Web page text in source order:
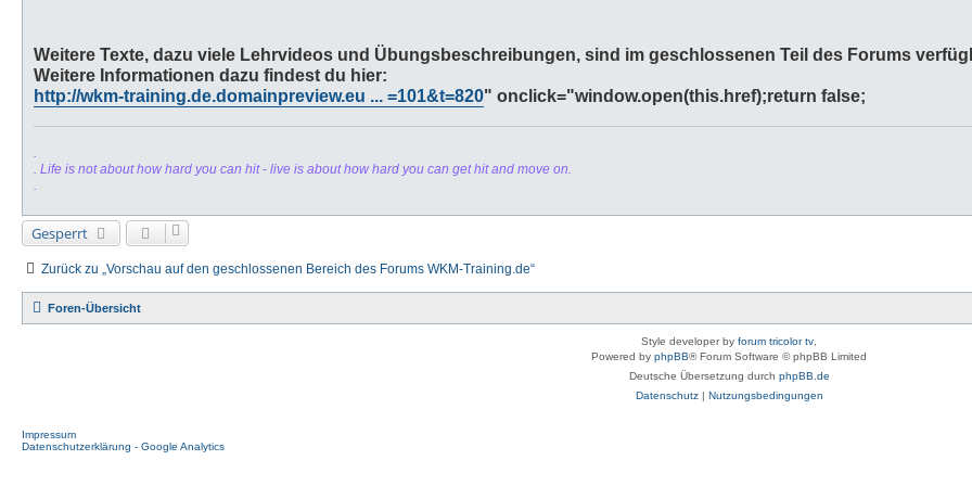
Weitere Texte, dazu viele Lehrvideos und Übungsbeschreibungen, sind im geschlossenen Teil des Forums
Weitere Informationen dazu findest du hier:
http://wkm-training.de.domainpreview.eu ... =101&t=820" onclick="window.open(this.href);return false;
.
. Life is not about how hard you can hit - live is about how hard you can get hit and move on.
.
Gesperrt
Zurück zu „Vorschau auf den geschlossenen Bereich des Forums WKM-Training.de“
Foren-Übersicht
Style developer by forum tricolor tv,
Powered by phpBB® Forum Software © phpBB Limited
Deutsche Übersetzung durch phpBB.de
Datenschutz| Nutzungsbedingungen
Impressum
Datenschutzerklärung - Google Analytics